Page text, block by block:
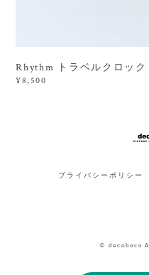
Rhythm トラベルクロック
¥8,500
プライバシーポリシー
© decoboco